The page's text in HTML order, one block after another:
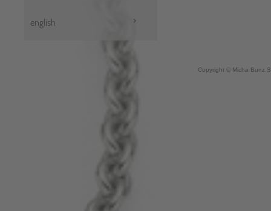
Copyright © Micha Bunz
english